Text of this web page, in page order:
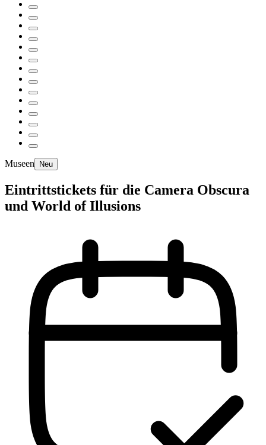
Museen Neu
Eintrittstickets für die Camera Obscura
und World of Illusions